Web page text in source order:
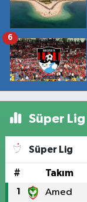
6
Süper
Süper Lig
# Takım
1 Amed